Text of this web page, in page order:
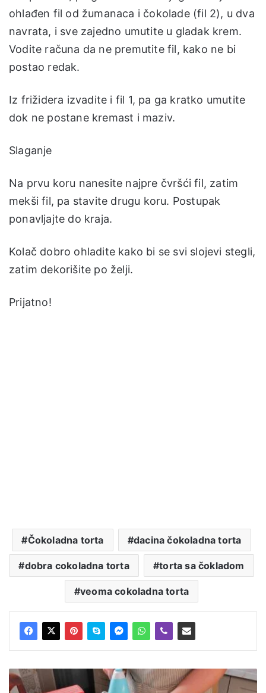
ohlađen fil od žumanaca i čokolade (fil 2), u dva
navrata, i sve zajedno umutite u gladak krem.
Vodite računa da ne premutite fil, kako ne bi
postao redak.
Iz frižidera izvadite i fil 1, pa ga kratko umutite
dok ne postane kremast i maziv.
Slaganje
Na prvu koru nanesite najpre čvršći fil, zatim
mekši fil, pa stavite drugu koru. Postupak
ponavljajte do kraja.
Kolač dobro ohladite kako bi se svi slojevi stegli,
zatim dekorišite po želji.
Prijatno!
Čokoladna torta dacina čokoladna torta
dobra cokoladna torta torta sa čokladom
veoma cokoladna torta
Plazmalina
bez